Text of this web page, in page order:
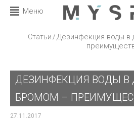
Меню
Статьи/Дезинфекция воды
ДЕЗИНФЕКЦИЯ ВОДЫ В
БРОМОМ –
27.11.2017